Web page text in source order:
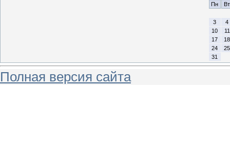
Пн
Вт
3
4
10
11
17
18
24
25
31
Полная версия сайта